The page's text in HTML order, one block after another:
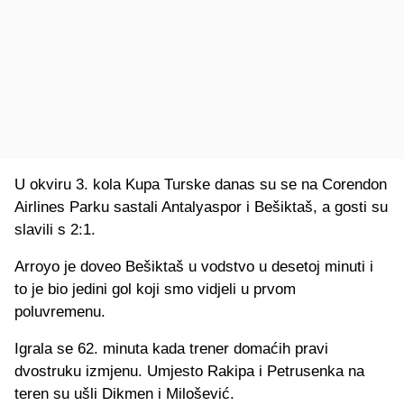
U okviru 3. kola Kupa Turske danas su se na Corendon
Airlines Parku sastali Antalyaspor i Bešiktaš, a gosti su
slavili s 2:1.
Arroyo je doveo Bešiktaš u vodstvo u desetoj minuti i
to je bio jedini gol koji smo vidjeli u prvom
poluvremenu.
Igrala se 62. minuta kada trener domaćih pravi
dvostruku izmjenu. Umjesto Rakipa i Petrusenka na
teren su ušli Dikmen i Milošević.